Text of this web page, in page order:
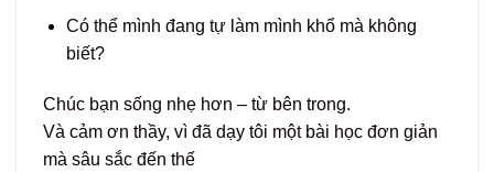
Có thể mình đang tự làm mình khổ mà không
biết?
Chúc bạn sống nhẹ hơn – từ bên trong.
Và cảm ơn thầy, vì đã dạy tôi một bài học đơn giản
mà sâu sắc đến thế